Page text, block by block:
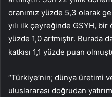
oranımız yüzde 5,3 olarak
yılı ilk çeyreğinde GSYH,
yüzde 1,0 artmıştır. Burada
katkısı 1,1 yüzde puan
“Türkiye’nin; dünya üretimi
uluslararası doğrudan